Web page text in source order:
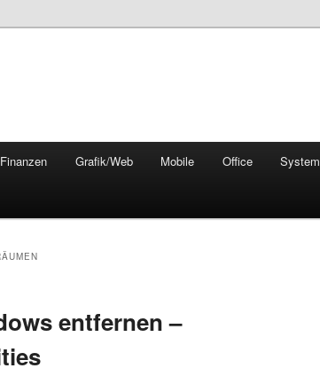
Finanzen Grafik/Web Mobile Office System
entfernen –